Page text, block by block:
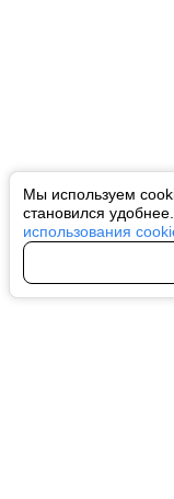
Мы используем
становился
использования